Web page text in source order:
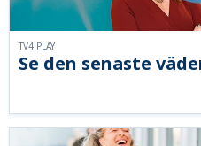
Se den senaste
TV4 PLAY